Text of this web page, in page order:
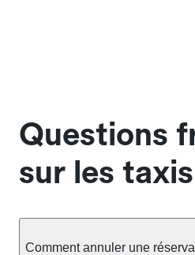
Questions
sur les
Comment annuler une